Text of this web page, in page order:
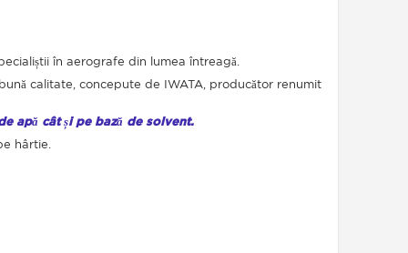
în aerografe din lumea întreagă.
calitate, concepute de IWATA, producător renumit
apă cât și pe bază de solvent.
hârtie.